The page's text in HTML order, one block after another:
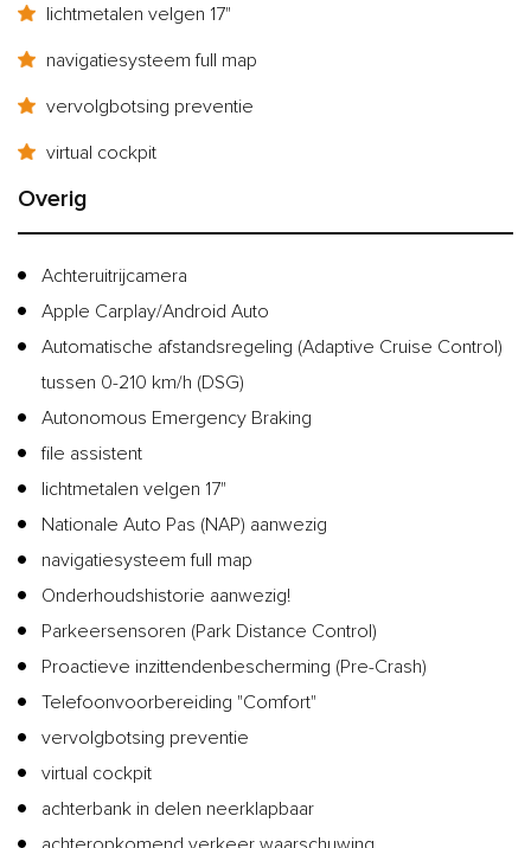
lichtmetalen velgen 17"
navigatiesysteem full map
vervolgbotsing preventie
virtual cockpit
Overig
Achteruitrijcamera
Apple Carplay/Android Auto
Automatische afstandsregeling (Adaptive Cruise Control)
tussen 0-210 km/h (DSG)
Autonomous Emergency Braking
file assistent
lichtmetalen velgen 17"
Nationale Auto Pas (NAP) aanwezig
navigatiesysteem full map
Onderhoudshistorie aanwezig!
Parkeersensoren (Park Distance Control)
Proactieve inzittendenbescherming (Pre-Crash)
Telefoonvoorbereiding "Comfort"
vervolgbotsing preventie
virtual cockpit
achterbank in delen neerklapbaar